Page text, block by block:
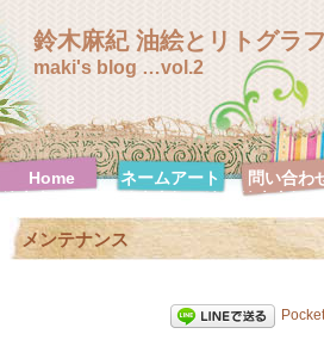
鈴木麻紀 油絵とリトグラ
maki's blog …vol.2
Home ネームアート 問い合わ
鈴木麻紀 絵
画特集
鈴木麻紀 絵
画特集【F0
号シリーズ】
鈴木麻紀
画特集
【F100号シ
リーズ】
メンテナンス
Pocket